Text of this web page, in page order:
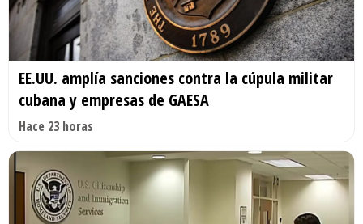
EE.UU. amplía sanciones contra la cúpula militar
cubana y empresas de GAESA
Hace 23 horas